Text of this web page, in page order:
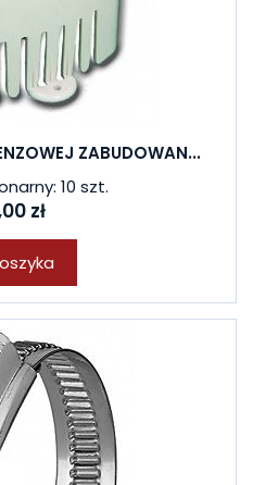
ZABUDOWAN...
10 szt.
zł